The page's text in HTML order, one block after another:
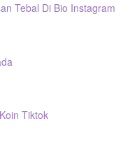
Tebal Di Bio Instagram
Tiktok